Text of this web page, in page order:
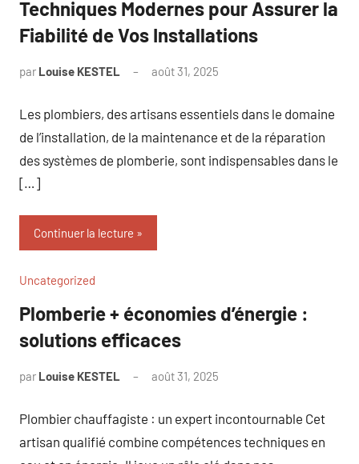
Techniques Modernes pour Assurer la
Fiabilité de Vos Installations
par Louise KESTEL août 31, 2025
Les plombiers, des artisans essentiels dans le domaine
de l’installation, de la maintenance et de la réparation
des systèmes de plomberie, sont indispensables dans le
[…]
Continuer la lecture
Uncategorized
Plomberie + économies d’énergie :
solutions efficaces
par Louise KESTEL août 31, 2025
Plombier chauffagiste : un expert incontournable Cet
artisan qualifié combine compétences techniques en